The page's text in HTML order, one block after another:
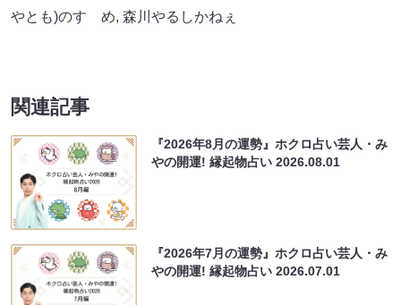
やとも)のすゝめ, 森川やるしかねぇ
関連記事
『2026年8月の運勢』ホクロ占い芸人・み
やの開運! 縁起物占い2026.08.01
『2026年7月の運勢』ホクロ占い芸人・み
やの開運! 縁起物占い2026.07.01